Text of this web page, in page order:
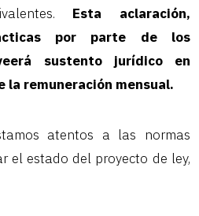
Esta aclaración,
por parte de los
sustento jurídico en
la remuneración mensual.
atentos a las normas
el estado del proyecto de ley,